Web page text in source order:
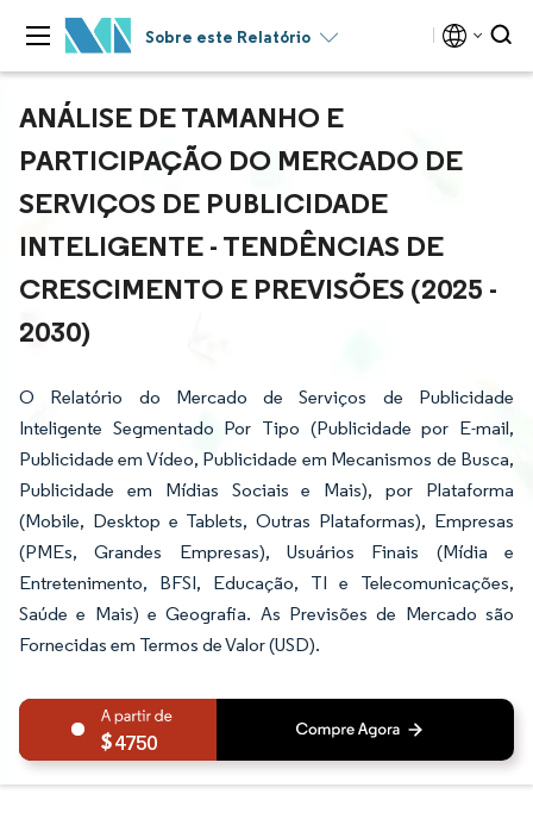
Sobre este Relatório
ANÁLISE DE TAMANHO E
PARTICIPAÇÃO DO MERCADO DE
SERVIÇOS DE PUBLICIDADE
INTELIGENTE - TENDÊNCIAS DE
CRESCIMENTO E PREVISÕES (2025 -
2030)
O Relatório do Mercado de Serviços de Publicidade
Inteligente Segmentado Por Tipo (Publicidade por E-mail,
Publicidade em Vídeo, Publicidade em Mecanismos de Busca,
Publicidade em Mídias Sociais e Mais), por Plataforma
(Mobile, Desktop e Tablets, Outras Plataformas), Empresas
(PMEs, Grandes Empresas), Usuários Finais (Mídia e
Entretenimento, BFSI, Educação, TI e Telecomunicações,
Saúde e Mais) e Geografia. As Previsões de Mercado são
Fornecidas em Termos de Valor (USD).
4750